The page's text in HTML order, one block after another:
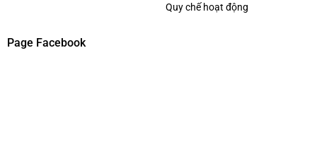
Quy chế hoạt động
Page Facebook